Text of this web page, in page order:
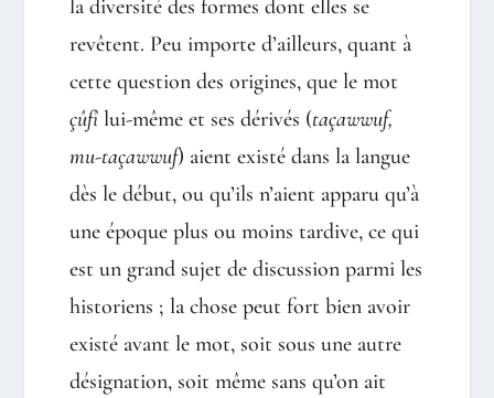
la diversité des formes dont elles se
revêtent. Peu importe d’ailleurs, quant à
cette question des origines, que le mot
çûfîlui-même et ses dérivés (taçawwuf,
mu-taçawwuf) aient existé dans la langue
dès le début, ou qu’ils n’aient apparu qu’à
une époque plus ou moins tardive, ce qui
est un grand sujet de discussion parmi les
historiens ; la chose peut fort bien avoir
existé avant le mot, soit sous une autre
désignation, soit même sans qu’on ait